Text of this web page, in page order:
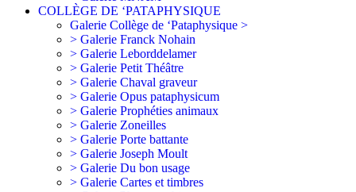
COLLÈGE DE ‘PATAPHYSIQUE
Galerie Collège de ‘Pataphysique >
> Galerie Franck Nohain
> Galerie Leborddelamer
> Galerie Petit Théâtre
> Galerie Chaval graveur
> Galerie Opus pataphysicum
> Galerie Prophéties animaux
> Galerie Zoneilles
> Galerie Porte battante
> Galerie Joseph Moult
> Galerie Du bon usage
> Galerie Cartes et timbres